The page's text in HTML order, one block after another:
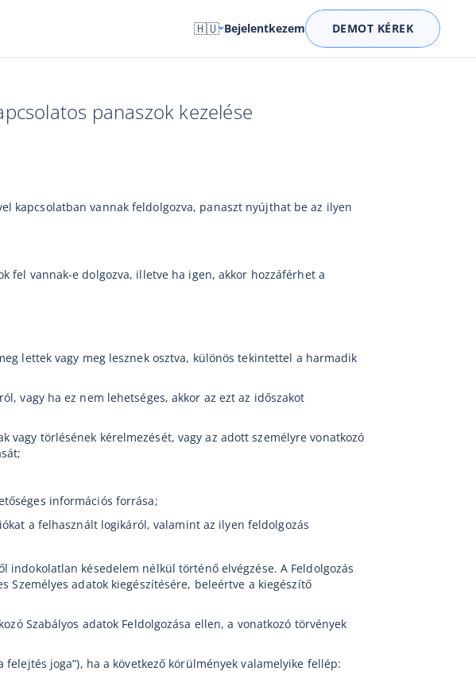
🇭🇺 Bejelentkezem DEMOT KÉREK
panaszok kezelése
kapcsolatban vannak feldolgozva, panaszt nyújthat be az ilyen
fel vannak-e dolgozva, illetve ha igen, akkor hozzáférhet a
lettek vagy meg lesznek osztva, különös tekintettel a harmadik
vagy ha ez nem lehetséges, akkor az ezt az időszakot
vagy törlésének kérelmezését, vagy az adott személyre vonatkozó
információs forrása;
a felhasznált logikáról, valamint az ilyen feldolgozás
indokolatlan késedelem nélkül történő elvégzése. A Feldolgozás
adatok kiegészítésére, beleértve a kiegészítő
Szabályos adatok Feldolgozása ellen, a vonatkozó törvények
joga”), ha a következő körülmények valamelyike fellép: